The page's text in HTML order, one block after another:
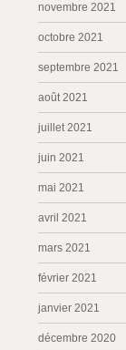
novembre 2021
octobre 2021
septembre 2021
août 2021
juillet 2021
juin 2021
mai 2021
avril 2021
mars 2021
février 2021
janvier 2021
décembre 2020